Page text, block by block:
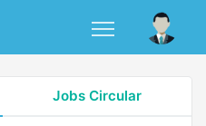
Jobs Circular